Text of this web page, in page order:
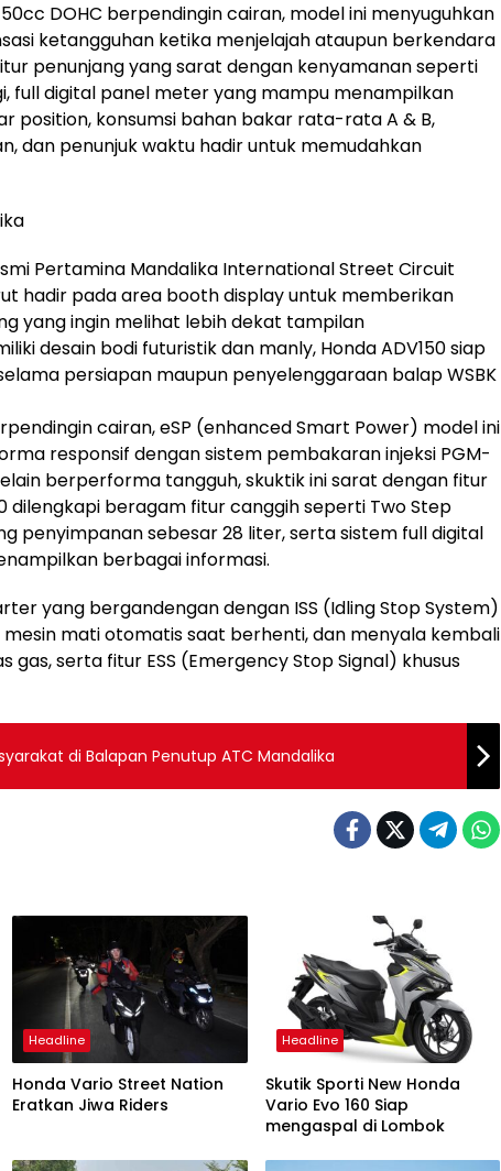
DOHC berpendingin cairan, model ini menyuguhkan
ketangguhan ketika menjelajah ataupun berkendara
penunjang yang sarat dengan kenyamanan seperti
full digital panel meter yang mampu menampilkan
position, konsumsi bahan bakar rata-rata A & B,
dan penunjuk waktu hadir untuk memudahkan
Pertamina Mandalika International Street Circuit
hadir pada area booth display untuk memberikan
yang ingin melihat lebih dekat tampilan
desain bodi futuristik dan manly, Honda ADV150 siap
persiapan maupun penyelenggaraan balap WSBK
cairan, eSP (enhanced Smart Power) model ini
responsif dengan sistem pembakaran injeksi PGM-
berperforma tangguh, skuktik ini sarat dengan fitur
dilengkapi beragam fitur canggih seperti Two Step
penyimpanan sebesar 28 liter, serta sistem full digital
berbagai informasi.
yang bergandengan dengan ISS (Idling Stop System)
mati otomatis saat berhenti, dan menyala kembali
gas, serta fitur ESS (Emergency Stop Signal) khusus
di Balapan Penutup ATC Mandalika
Headline
Honda Vario Street Nation
Eratkan Jiwa Riders
Headline
Skutik Sporti New Honda
Vario Evo 160 Siap
mengaspal di Lombok